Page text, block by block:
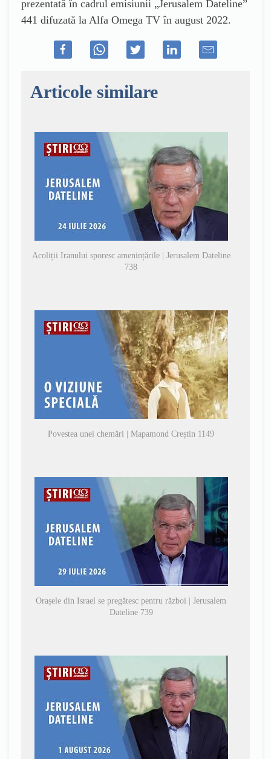
prezentată în cadrul emisiunii „Jerusalem Dateline”
441 difuzată la Alfa Omega TV în august 2022.
Articole similare
Acoliții Iranului sporesc amenințările | Jerusalem Dateline
738
Povestea unei chemări | Mapamond Creștin 1149
Orașele din Israel se pregătesc pentru război | Jerusalem
Dateline 739